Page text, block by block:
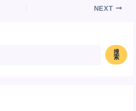
搜
索
NEXT